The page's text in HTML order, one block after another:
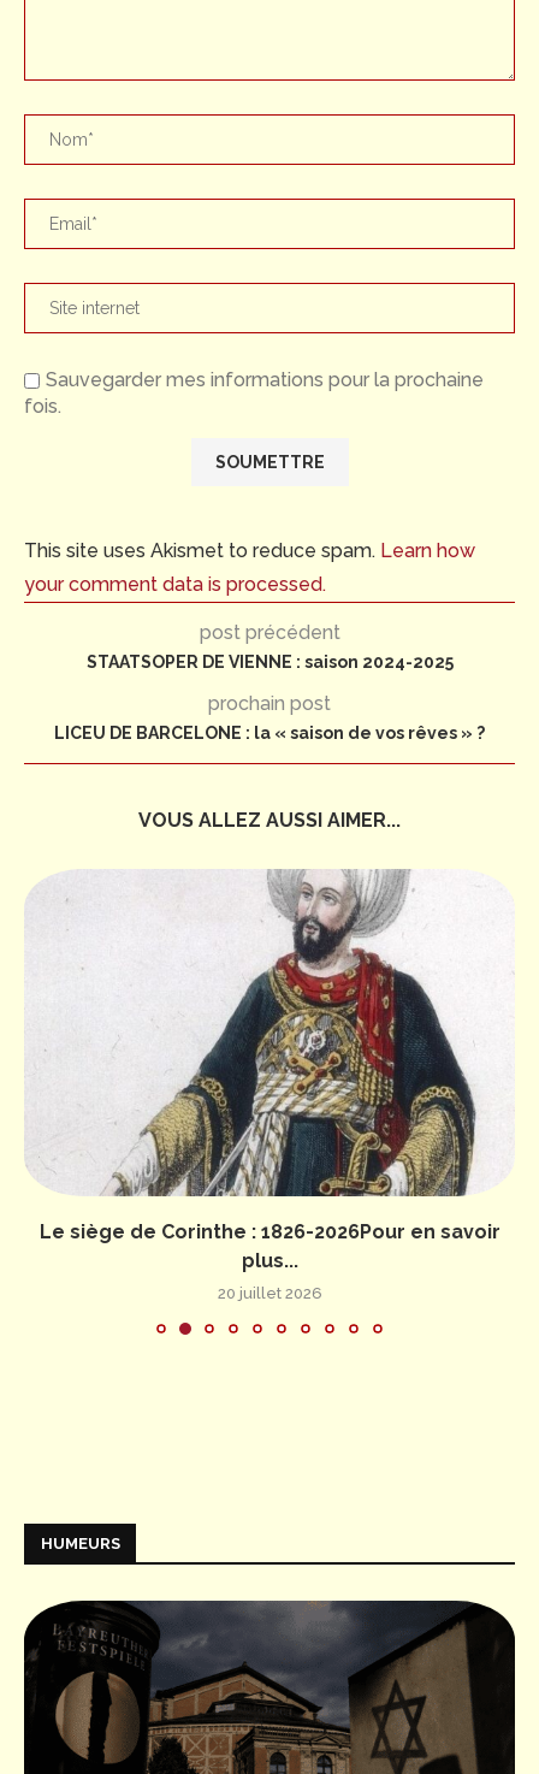
Sauvegarder mes informations pour la prochaine
fois.
This site uses Akismet to reduce spam. Learn how
your comment data is processed.
post précédent
STAATSOPER DE VIENNE : saison 2024-2025
prochain post
LICEU DE BARCELONE : la « saison de vos rêves » ?
VOUS ALLEZ AUSSI AIMER...
Le siège de Corinthe : 1826-2026Pour en savoir
plus...
20 juillet 2026
HUMEURS